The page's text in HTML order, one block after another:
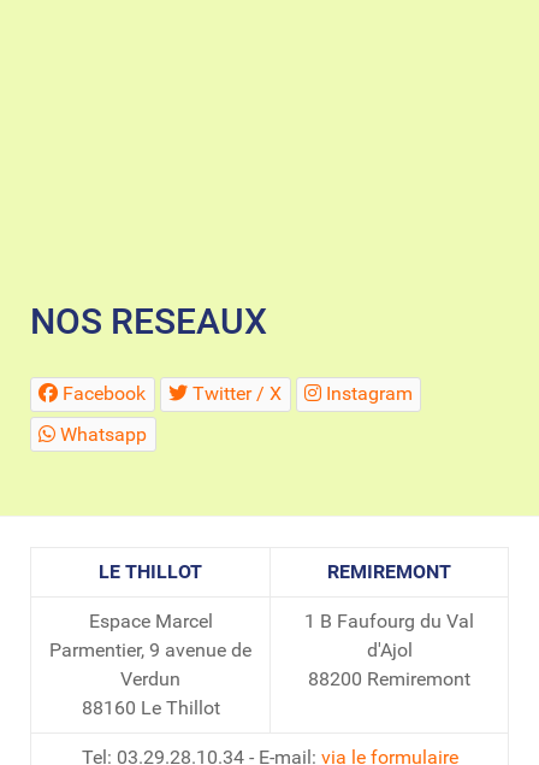
NOS RESEAUX
Facebook Twitter / X
Instagram
Whatsapp
LE THILLOT REMIREMONT
Espace Marcel
Parmentier, 9 avenue de
Verdun
88160 Le Thillot
1 B Faufourg du Val
d'Ajol
88200 Remiremont
Tel: 03.29.28.10.34 - E-mail: via le formulaire